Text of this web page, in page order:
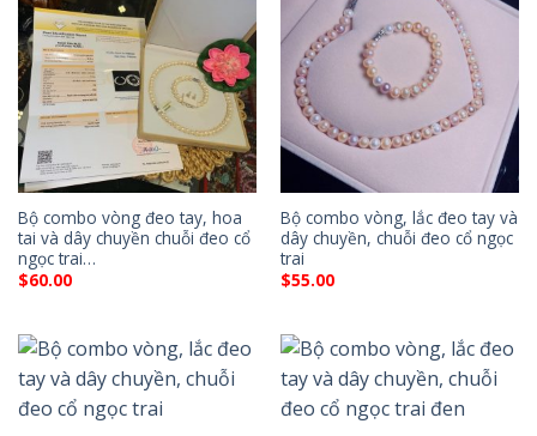
Bộ combo vòng đeo tay, hoa
tai và dây chuyền chuỗi đeo cổ
ngọc trai…
$60.00
Bộ combo vòng, lắc đeo tay và
dây chuyền, chuỗi đeo cổ ngọc
trai
$55.00